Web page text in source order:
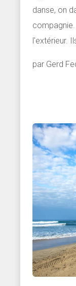
danse, on
l'extérieur.
par Gerd